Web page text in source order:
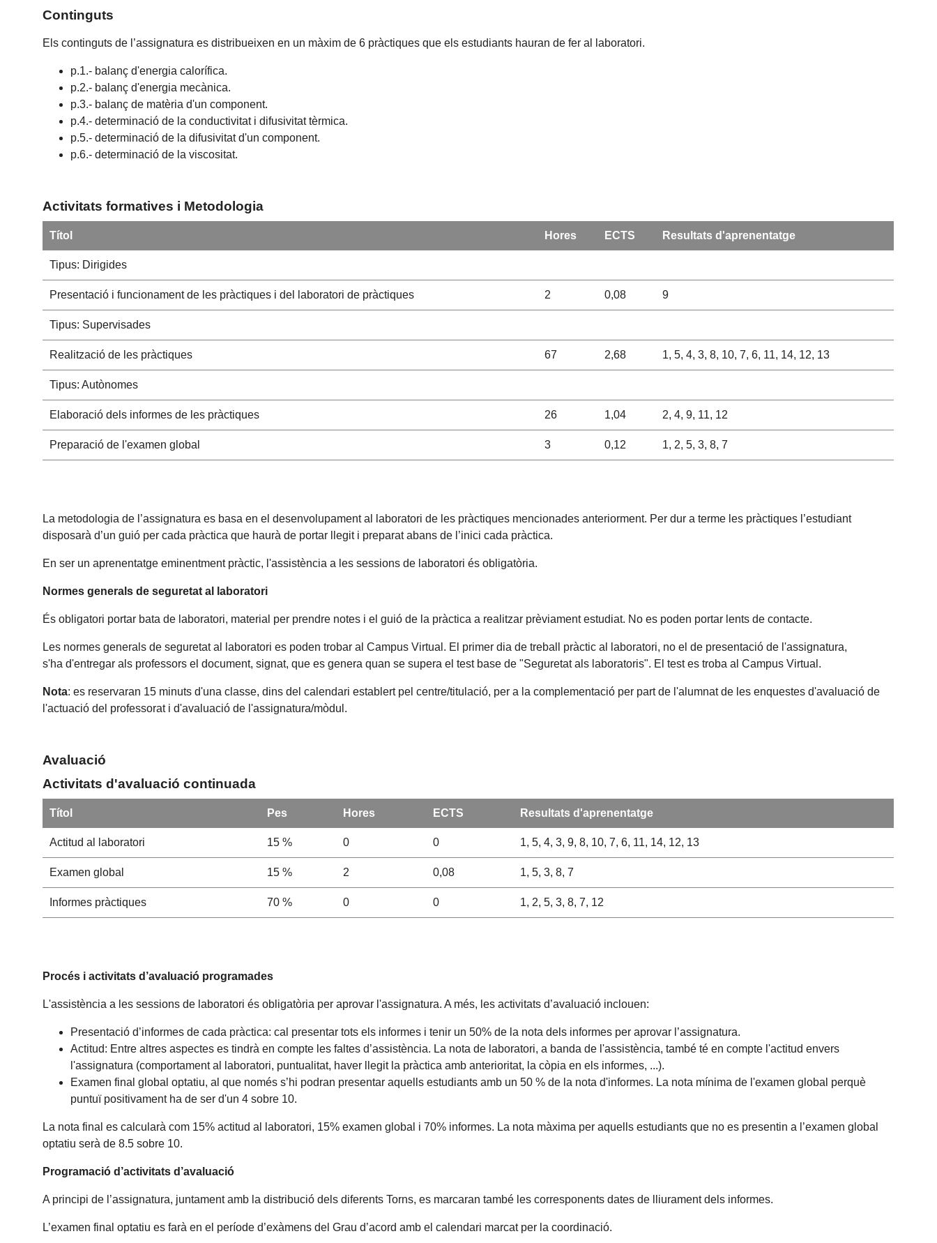
Continguts
Els continguts de l’assignatura es distribueixen en un màxim de 6 pràctiques que els estudiants hauran de fer al laboratori.
p.1.- balanç d'energia calorífica.
p.2.- balanç d'energia mecànica.
p.3.- balanç de matèria d'un component.
p.4.- determinació de la conductivitat i difusivitat tèrmica.
p.5.- determinació de la difusivitat d'un component.
p.6.- determinació de la viscositat.
Activitats formatives i Metodologia
Títol Hores ECTS Resultats d'aprenentatge
Tipus: Dirigides
Presentació i funcionament de les pràctiques i del laboratori de pràctiques 2 0,08 9
Tipus: Supervisades
Realització de les pràctiques 67 2,68 1, 5, 4, 3, 8, 10, 7, 6, 11, 14, 12, 13
Tipus: Autònomes
Elaboració dels informes de les pràctiques 26 1,04 2, 4, 9, 11, 12
Preparació de l'examen global 3 0,12 1, 2, 5, 3, 8, 7
La metodologia de l’assignatura es basa en el desenvolupament al laboratori de les pràctiques mencionades anteriorment. Per dur a terme les pràctiques l’estudiant
disposarà d’un guió per cada pràctica que haurà de portar llegit i preparat abans de l’inici cada pràctica.
En ser un aprenentatge eminentment pràctic, l'assistència a les sessions de laboratori és obligatòria.
Normes generals de seguretat al laboratori
És obligatori portar bata de laboratori, material per prendre notes i el guió de la pràctica a realitzar prèviament estudiat. No es poden portar lents de contacte.
Les normes generals de seguretat al laboratori es poden trobar al Campus Virtual. El primer dia de treball pràctic al laboratori, no el de presentació de l'assignatura,
s'ha d'entregar als professors el document, signat, que es genera quan se supera el test base de "Seguretat als laboratoris". El test es troba al Campus Virtual.
Nota: es reservaran 15 minuts d'una classe, dins del calendari establert pel centre/titulació, per a la complementació per part de l'alumnat de les enquestes d'avaluació de
l'actuació del professorat i d'avaluació de l'assignatura/mòdul.
Avaluació
Activitats d'avaluació continuada
Títol Pes Hores ECTS Resultats d'aprenentatge
Actitud al laboratori 15 % 0 0 1, 5, 4, 3, 9, 8, 10, 7, 6, 11, 14, 12, 13
Examen global 15 % 2 0,08 1, 5, 3, 8, 7
Informes pràctiques 70 % 0 0 1, 2, 5, 3, 8, 7, 12
Procés i activitats d’avaluació programades
L'assistència a les sessions de laboratori és obligatòria per aprovar l'assignatura. A més, les activitats d’avaluació inclouen:
Presentació d’informes de cada pràctica: cal presentar tots els informes i tenir un 50% de la nota dels informes per aprovar l’assignatura.
Actitud: Entre altres aspectes es tindrà en compte les faltes d’assistència. La nota de laboratori, a banda de l'assistència, també té en compte l'actitud envers
l'assignatura (comportament al laboratori, puntualitat, haver llegit la pràctica amb anterioritat, la còpia en els informes, ...).
Examen final global optatiu, al que només s’hi podran presentar aquells estudiants amb un 50 % de la nota d'informes. La nota mínima de l'examen global perquè
puntuï positivament ha de ser d'un 4 sobre 10.
La nota final es calcularà com 15% actitud al laboratori, 15% examen global i 70% informes. La nota màxima per aquells estudiants que no es presentin a l’examen global
optatiu serà de 8.5 sobre 10.
Programació d’activitats d’avaluació
A principi de l’assignatura, juntament amb la distribució dels diferents Torns, es marcaran també les corresponents dates de lliurament dels informes.
L’examen final optatiu es farà en el període d’exàmens del Grau d’acord amb el calendari marcat per la coordinació.